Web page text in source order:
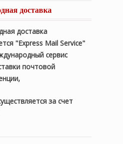
доставка
доставка
"Express Mail Service"
сервис
почтовой
за счет